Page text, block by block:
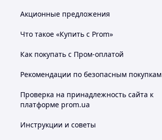
Акционные предложения
Что такое «Купить с Prom»
Как покупать с Пром-оплатой
Рекомендации по безопасным покупкам
Проверка на принадлежность сайта к
платформе prom.ua
Инструкции и советы